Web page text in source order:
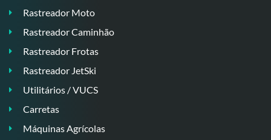
Rastreador Moto
Rastreador Caminhão
Rastreador Frotas
Rastreador JetSki
Utilitários / VUCS
Carretas
Máquinas Agrícolas